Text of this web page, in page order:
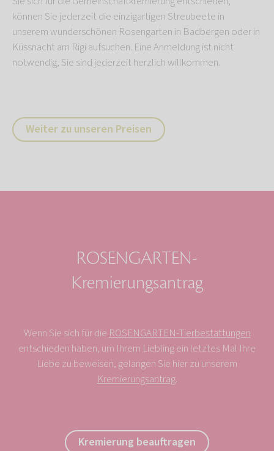
können Sie jederzeit die einzigartigen Streubeete in
unserem wunderschönen Rosengarten in Badbergen oder in
Küssnacht am Rigi aufsuchen. Eine Anmeldung ist nicht
notwendig, Sie sind jederzeit herzlich willkommen.
Weiter zu unseren Preisen
ROSENGARTEN-
Kremierungsantrag
Wenn Sie sich für dieROSENGARTEN-Tierbestattungen
entschieden haben, um Ihrem Liebling ein letztes Mal Ihre
Liebe zu beweisen, gelangen Sie hier zu unserem
Kremierungsantrag.
Kremierung beauftragen